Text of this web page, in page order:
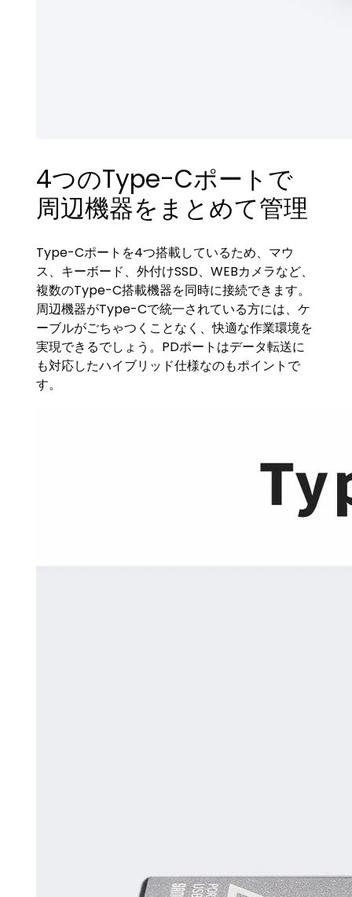
4つのType-Cポートで
周辺機器をまとめて管理
Type-Cポートを4つ搭載しているため、マウ
ス、キーボード、外付けSSD、WEBカメラなど、
複数のType-C搭載機器を同時に接続できます。
周辺機器がType-Cで統一されている方には、ケ
ーブルがごちゃつくことなく、快適な作業環境を
実現できるでしょう。PDポートはデータ転送に
も対応したハイブリッド仕様なのもポイントで
す。